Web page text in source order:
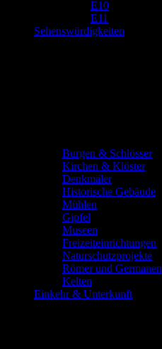
E10
E11
Sehenswürdigkeiten
Burgen & Schlösser
Kirchen & Klöster
Denkmäler
Historische Gebäude
Mühlen
Gipfel
Museen
Freizeiteinrichtungen
Naturschutzprojekte
Römer und Germanen
Kelten
Einkehr & Unterkunft